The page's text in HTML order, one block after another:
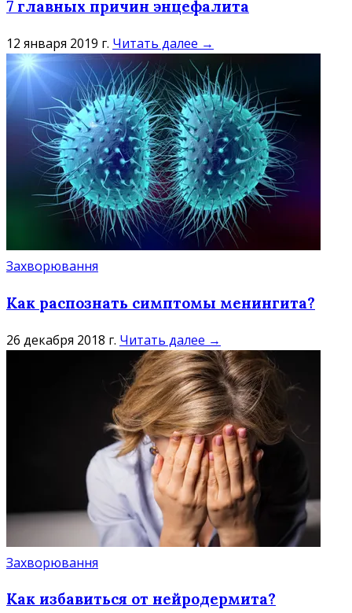
7 главных причин энцефалита
12 января 2019 г. Читать далее →
Захворювання
Как распознать симптомы менингита?
26 декабря 2018 г. Читать далее →
Захворювання
Как избавиться от нейродермита?